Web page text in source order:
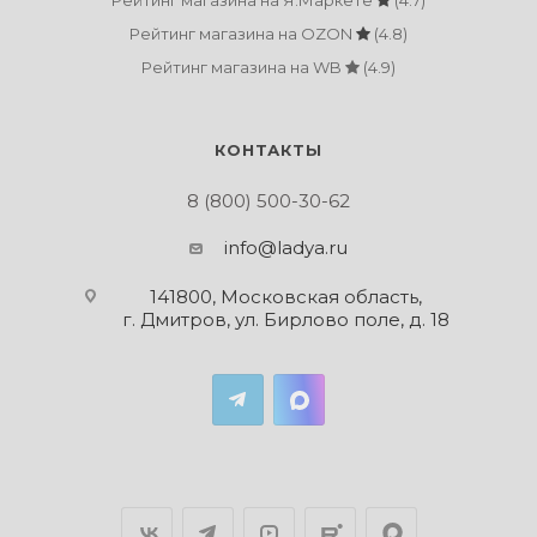
Рейтинг магазина на OZON
(4.8)
Рейтинг магазина на WB
(4.9)
КОНТАКТЫ
8 (800) 500-30-62
info@ladya.ru
141800, Московская область,
г. Дмитров, ул. Бирлово поле, д. 18